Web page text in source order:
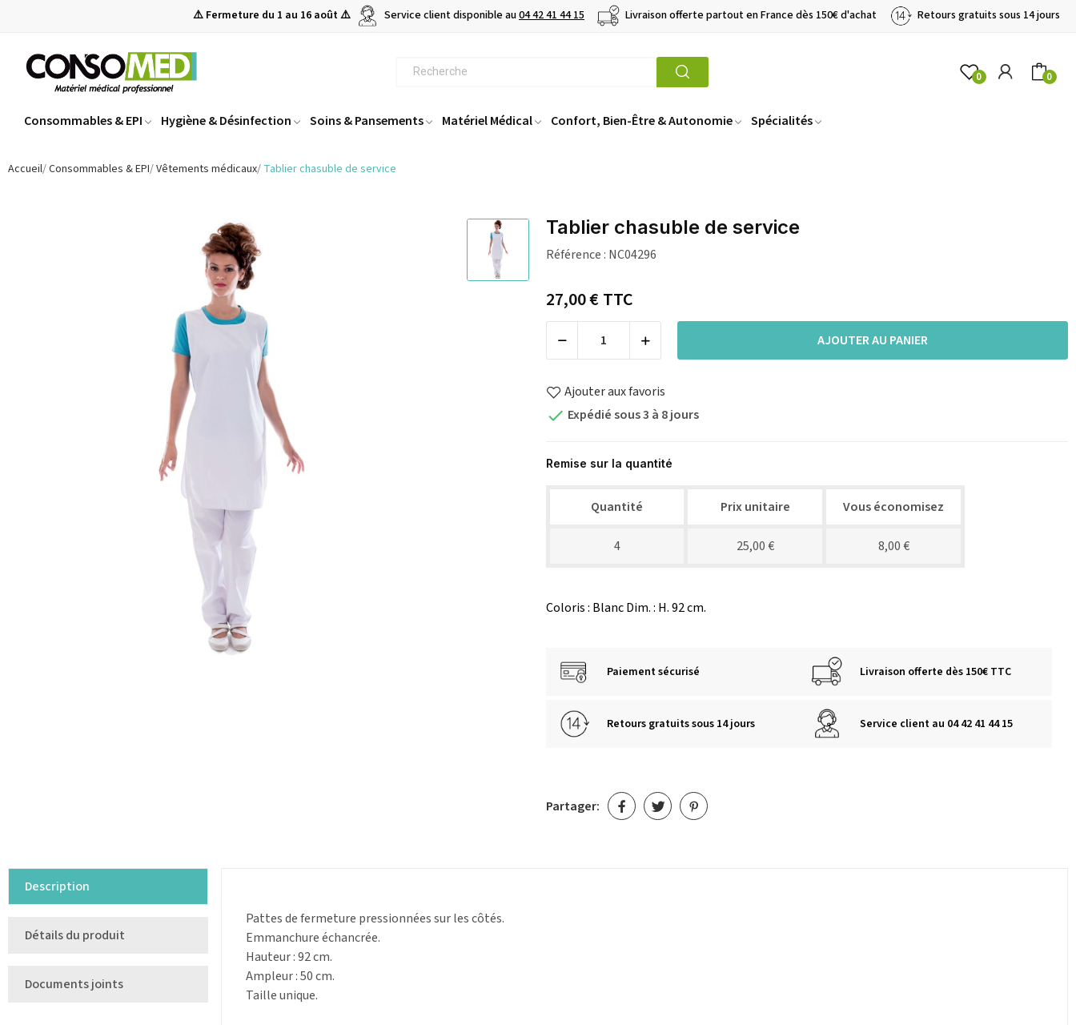
⚠️ Fermeture du 1 au 16 août ⚠️ Service client disponible au04 42 41 44 15 Livraison offerte partout en France dès 150€ d'achat Retours gratuits sous 14 jours
0 0
Consommables & EPI Hygiène & Désinfection Soins & Pansements Matériel Médical Confort, Bien-Être & Autonomie Spécialités
Accueil Consommables & EPI Vêtements médicaux Tablier chasuble de service
Tablier chasuble de service
Référence : NC04296
27,00 €TTC
AJOUTER AU PANIER
Ajouter aux favoris
 Expédié sous 3 à 8 jours
Remise sur la quantité
Quantité Prix unitaire Vous économisez
4 25,00 € 8,00 €
Coloris : Blanc Dim. : H. 92 cm.
Paiement sécurisé Livraison offerte dès 150€ TTC
Retours gratuits sous 14 jours Service client au 04 42 41 44 15
Partager:
Description
Détails du produit
Documents joints
Pattes de fermeture pressionnées sur les côtés.
Emmanchure échancrée.
Hauteur : 92 cm.
Ampleur : 50 cm.
Taille unique.